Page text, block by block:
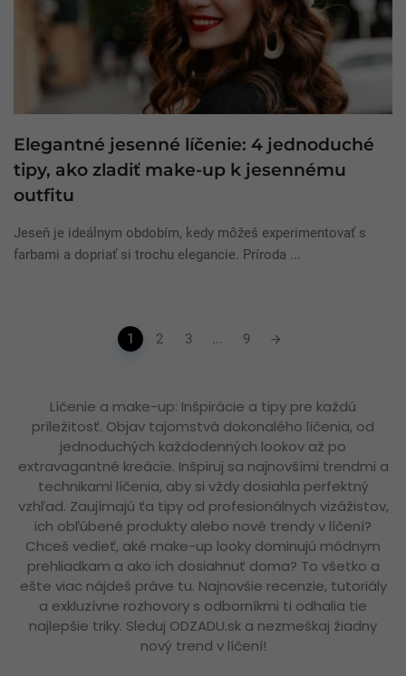
Elegantné jesenné líčenie: 4 jednoduché
tipy, ako zladiť make-up k jesennému
outfitu
Jeseň je ideálnym obdobím, kedy môžeš experimentovať s
farbami a dopriať si trochu elegancie. Príroda ...
1 2 3 ... 9
Líčenie a make-up: Inšpirácie a tipy pre každú
príležitosť. Objav tajomstvá dokonalého líčenia, od
jednoduchých každodenných lookov až po
extravagantné kreácie. Inšpiruj sa najnovšími trendmi a
technikami líčenia, aby si vždy dosiahla perfektný
vzhľad. Zaujímajú ťa tipy od profesionálnych vizážistov,
ich obľúbené produkty alebo nové trendy v líčení?
Chceš vedieť, aké make-up looky dominujú módnym
prehliadkam a ako ich dosiahnuť doma? To všetko a
ešte viac nájdeš práve tu. Najnovšie recenzie, tutoriály
a exkluzívne rozhovory s odborníkmi ti odhalia tie
najlepšie triky. Sleduj ODZADU.sk a nezmeškaj žiadny
nový trend v líčení!